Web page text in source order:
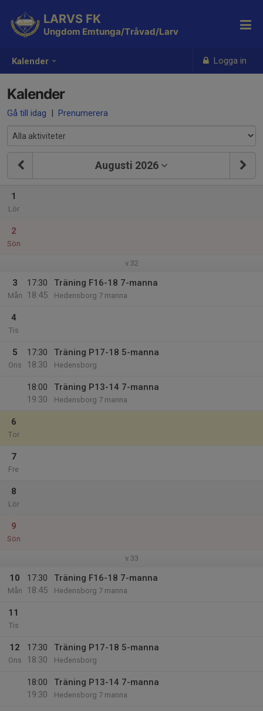
Kalender Logga in
LARVS FK
Ungdom Emtunga/Tråvad/Larv
Kalender
Gå till idag | Prenumerera
Augusti 2026
1
Lör
2
Sön
v.32
3
Mån
17:30
18:45
Träning F16-18 7-manna
Hedensborg 7 manna
4
Tis
5
Ons
17:30
18:30
Träning P17-18 5-manna
Hedensborg
18:00
19:30
Träning P13-14 7-manna
Hedensborg 7 manna
6
Tor
7
Fre
8
Lör
9
Sön
v.33
10
Mån
17:30
18:45
Träning F16-18 7-manna
Hedensborg 7 manna
11
Tis
12
Ons
17:30
18:30
Träning P17-18 5-manna
Hedensborg
18:00
19:30
Träning P13-14 7-manna
Hedensborg 7 manna